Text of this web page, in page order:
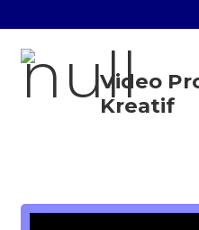
Video
Kreatif